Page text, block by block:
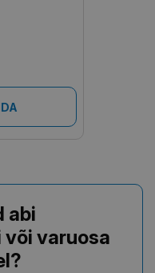
abi
varuosa